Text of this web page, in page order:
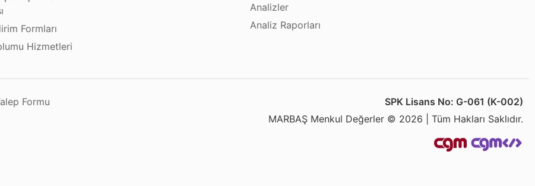
Formları
Hizmetleri
Analizler
Analiz Raporları
Formu
SPK Lisans No: G-061 (K-002)
MARBAŞ Menkul Değerler © 2026 | Tüm Hakları Saklıdır.